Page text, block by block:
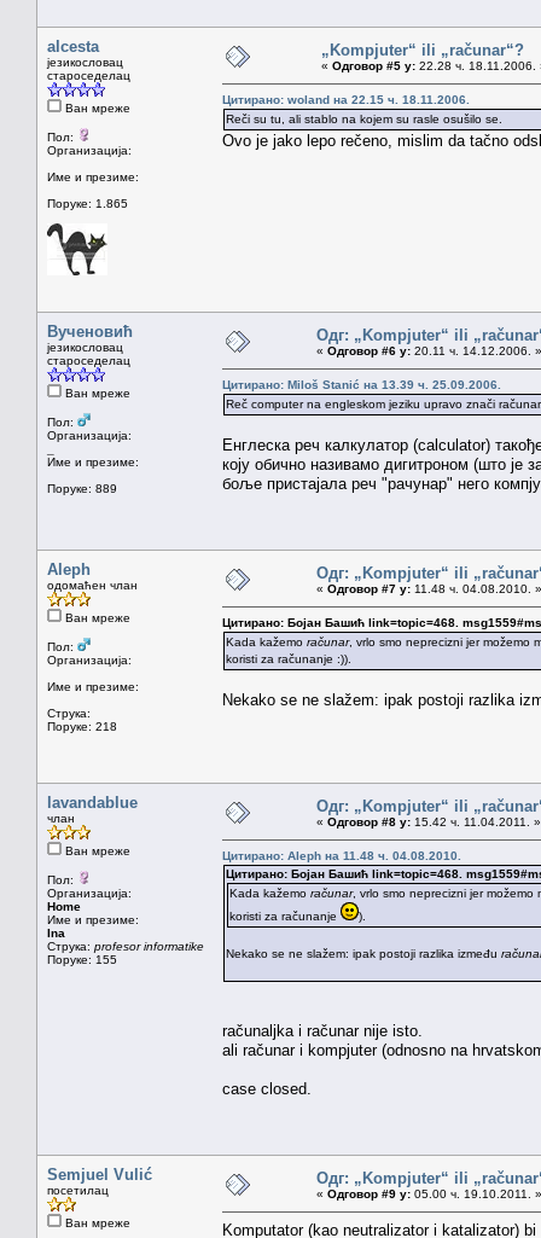
alcesta
језикословац
староседелац
Ван мреже
Пол:
Организација:
Име и презиме:
Поруке: 1.865
„Kompjuter“ ili „računar“?
« Одговор #5 у: 22.28 ч. 18.11.2006.
Цитирано: woland на 22.15 ч. 18.11.2006.
Reči su tu, ali stablo na kojem su rasle osušilo se.
Ovo je jako lepo rečeno, mislim da tačno
Вученовић
језикословац
староседелац
Ван мреже
Пол:
Организација:
Име и презиме:
Поруке: 889
Одг: „Kompjuter“ ili
« Одговор #6 у: 20.11 ч. 14.12.2006. »
Цитирано: Miloš Stanić на 13.39 ч. 25.09.2006.
Reč computer na engleskom jeziku upravo znači
Енглеска реч калкулатор (calculator)
коју обично називамо дигитроном (што је
боље пристајала реч "рачунар" него
Aleph
одомаћен члан
Ван мреже
Пол:
Организација:
Име и презиме:
Струка:
Поруке: 218
Одг: „Kompjuter“ ili
« Одговор #7 у: 11.48 ч. 04.08.2010. »
Цитирано: Бојан Башић link=topic=468.
Kada kažemo računar, vrlo smo neprecizni jer možemo
koristi za računanje :)).
Nekako se ne slažem: ipak postoji razlika
lavandablue
члан
Ван мреже
Пол:
Организација:
Home
Име и презиме:
Ina
Струка: profesor informatike
Поруке: 155
Одг: „Kompjuter“ ili
« Одговор #8 у: 15.42 ч. 11.04.2011. »
Цитирано: Aleph на 11.48 ч. 04.08.2010.
Цитирано: Бојан Башић link=topic=468.
Kada kažemo računar, vrlo smo neprecizni jer
koristi za računanje
).
Nekako se ne slažem: ipak postoji razlika između
računaljka i računar nije isto.
ali računar i kompjuter (odnosno na
case closed.
Semjuel Vulić
посетилац
Ван мреже
Одг: „Kompjuter“ ili
« Одговор #9 у: 05.00 ч. 19.10.2011. »
Komputator (kao neutralizator i katalizator)